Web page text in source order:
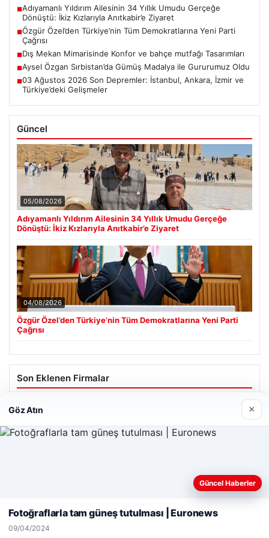
■Adıyamanlı Yıldırım Ailesinin 34 Yıllık Umudu Gerçeğe
Dönüştü: İkiz Kızlarıyla Anıtkabir’e Ziyaret
■Özgür Özel’den Türkiye’nin Tüm Demokratlarına Yeni Parti
Çağrısı
■Dış Mekan Mimarisinde Konfor ve bahçe mutfağı Tasarımları
■Aysel Özgan Sırbistan’da Gümüş Madalya ile Gururumuz Oldu
■03 Ağustos 2026 Son Depremler: İstanbul, Ankara, İzmir ve
Türkiye’deki Gelişmeler
Güncel
05/08/2026
Adıyamanlı Yıldırım Ailesinin 34 Yıllık Umudu Gerçeğe
Dönüştü: İkiz Kızlarıyla Anıtkabir’e Ziyaret
04/08/2026
Özgür Özel’den Türkiye’nin Tüm Demokratlarına Yeni Parti
Çağrısı
Son Eklenen Firmalar
Hastaş Beton
© 2026 Dünya Haberi – Güncel Haberler
Web sitemizi nasıl kullandığınızı daha iyi anlayabilmek,
deneyiminizi kişiselleştirmek ve geliştirmek amacıyla çerezler
Reddet Kabul Et
Göz Atın ×
Güncel Haberler
Fotoğraflarla tam güneş tutulması | Euronews
09/04/2024